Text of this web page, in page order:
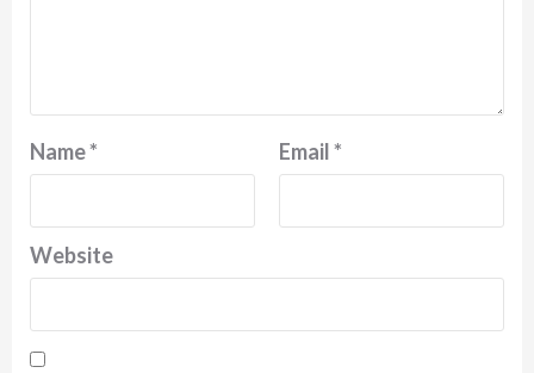
Name* Email*
Website